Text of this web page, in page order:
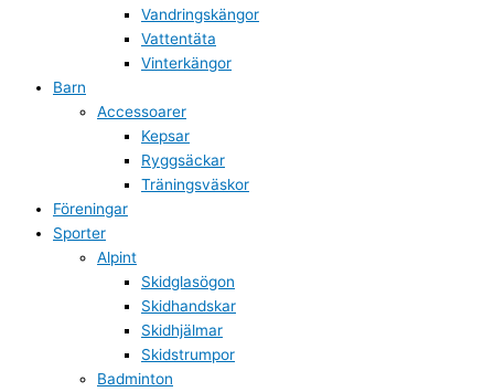
Vandringskängor
Vattentäta
Vinterkängor
Barn
Accessoarer
Kepsar
Ryggsäckar
Träningsväskor
Föreningar
Sporter
Alpint
Skidglasögon
Skidhandskar
Skidhjälmar
Skidstrumpor
Badminton